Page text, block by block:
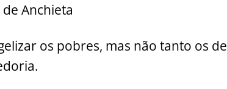
ar
e
Anchieta
os pobres, mas não tanto os